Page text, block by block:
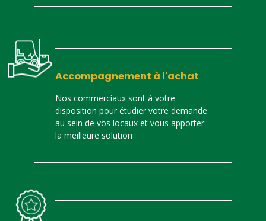
Accompagnement à l'achat
Nos commerciaux sont à votre
disposition pour étudier votre demande
au sein de vos locaux et vous apporter
la meilleure solution